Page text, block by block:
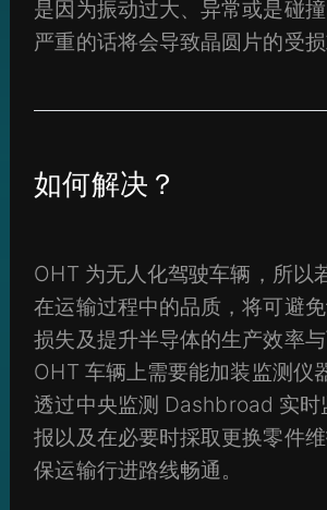
是因为振动过大、异常或是碰撞
严重的话将会导致晶圆片的受损
如何解决？
OHT 为无人化驾驶车辆，所以
在运输过程中的品质，将可避
损失及提升半导体的生产效率
OHT 车辆上需要能加装监测仪
透过中央监测 Dashbroad 实时
报以及在必要时採取更换零件
保运输行进路线畅通。